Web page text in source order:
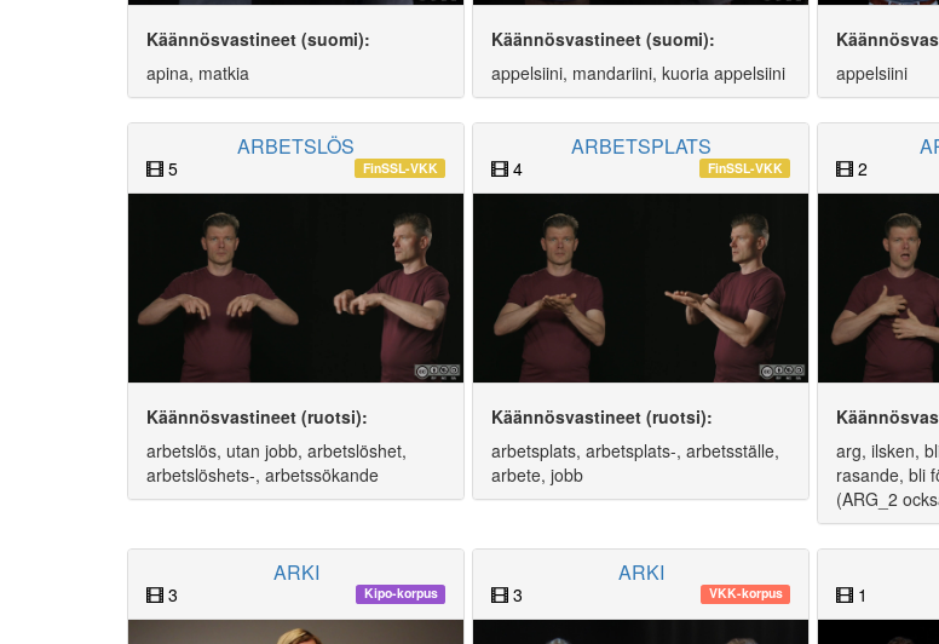
Käännösvastineet (suomi):
apina, matkia
Käännösvastineet (suomi):
appelsiini, mandariini, kuoria appelsiini
appelsiini
ARBETSLÖS
5 FinSSL-VKK
Käännösvastineet (ruotsi):
arbetslös, utan jobb, arbetslöshet,
arbetslöshets-, arbetssökande
ARBETSPLATS
4 FinSSL-VKK
Käännösvastineet (ruotsi):
arbetsplats, arbetsplats-, arbetsställe,
arbete, jobb
2
arg, ilsken,
rasande, bli
(ARG_2
ARKI
3 Kipo-korpus
ARKI
3 VKK-korpus 1